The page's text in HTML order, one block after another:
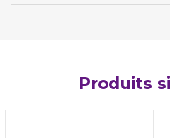
Produits